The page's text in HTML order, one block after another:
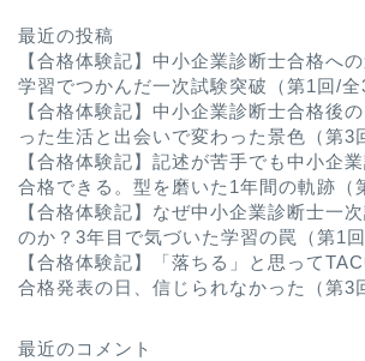
最近の投稿
【合格体験記】中小企業診断士合格へ
学習でつかんだ一次試験突破（第1回/全
【合格体験記】中小企業診断士合格後
った生活と出会いで変わった景色（第3
【合格体験記】記述が苦手でも中小企
合格できる。型を磨いた1年間の軌跡（
【合格体験記】なぜ中小企業診断士一
のか？3年目で気づいた学習の罠（第1回
【合格体験記】「落ちる」と思って
合格発表の日、信じられなかった（第3
最近のコメント